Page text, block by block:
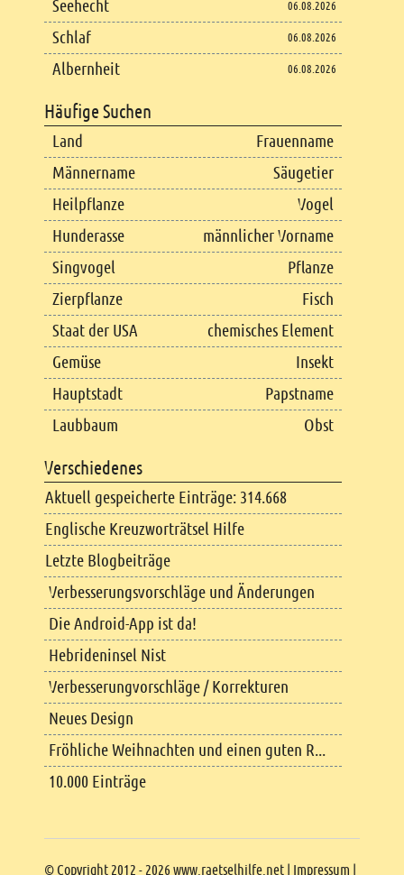
Copyright
© Copyright 2012 - 2026 www.raetselhilfe.net | Impressum |
Seehecht 06.08.2026
Schlaf 06.08.2026
Albernheit 06.08.2026
Häufige Suchen
Land
Frauenname
Männername
Säugetier
Heilpflanze
Vogel
Hunderasse
männlicher Vorname
Singvogel
Pflanze
Zierpflanze
Fisch
Staat der USA
chemisches Element
Gemüse
Insekt
Hauptstadt
Papstname
Laubbaum
Obst
Verschiedenes
Aktuell gespeicherte Einträge: 314.668
Englische Kreuzworträtsel Hilfe
Letzte Blogbeiträge
Verbesserungsvorschläge und Änderungen
Die Android-App ist da!
Hebrideninsel Nist
Verbesserungvorschläge / Korrekturen
Neues Design
Fröhliche Weihnachten und einen guten R...
10.000 Einträge